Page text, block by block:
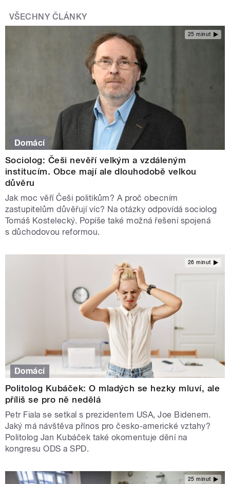
VŠECHNY ČLÁNKY
25 minut
Domácí
Sociolog: Češi nevěří velkým a vzdáleným
institucím. Obce mají ale dlouhodobě velkou
důvěru
Jak moc věří Češi politikům? A proč obecním
zastupitelům důvěřují víc? Na otázky odpovídá sociolog
Tomáš Kostelecký. Popíše také možná řešení spojená
s důchodovou reformou.
26 minut
Domácí
Politolog Kubáček: O mladých se hezky mluví, ale
příliš se pro ně nedělá
Petr Fiala se setkal s prezidentem USA, Joe Bidenem.
Jaký má návštěva přínos pro česko-americké vztahy?
Politolog Jan Kubáček také okomentuje dění na
kongresu ODS a SPD.
25 minut